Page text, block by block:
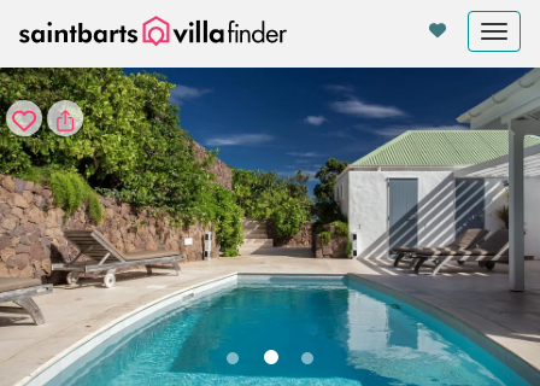
Cookies beheer paneel